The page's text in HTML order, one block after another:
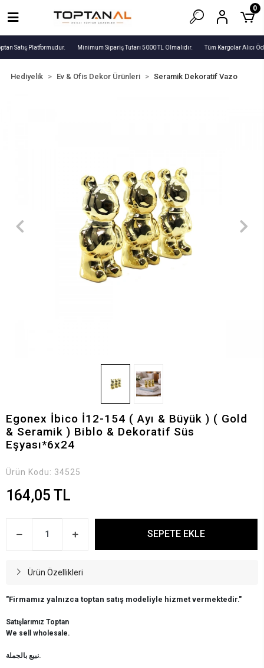
Satış Platformudur. Minimum Sipariş Tutarı 5000 TL Olmalıdır. Tüm Kargolar Alıcı
0
Hediyelik Ev & Ofis Dekor Ürünleri Seramik Dekoratif Vazo
Egonex İbico İ12-154 ( Ayı & Büyük ) ( Gold
& Seramik ) Biblo & Dekoratif Süs
Eşyası*6x24
Ürün Kodu: 34525
164,05 TL
SEPETE EKLE
Ürün Özellikleri
"Firmamız yalnızca toptan satış modeliyle hizmet vermektedir."
Satışlarımız Toptan
We sell wholesale.
نبيع بالجملة.